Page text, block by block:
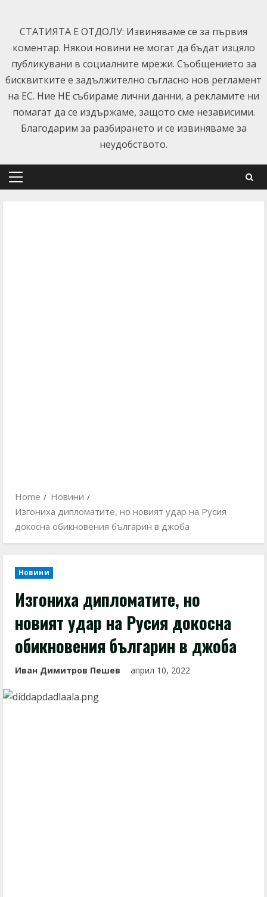
content
СТАТИЯТА Е ОТДОЛУ: Извиняваме се за първия
коментар. Някои новини не могат да бъдат изцяло
публикувани в социалните мрежи. Съобщението за
бисквитките е задължително съгласно нов регламент
на ЕС. Ние НЕ събираме лични данни, а рекламите ни
помагат да се издържаме, защото сме независими.
Благодарим за разбирането и се извиняваме за
неудобството.
Primary
Home
Новини
Изгониха дипломатите, но новият удар на Русия
докосна обикновения българин в джоба
Новини
Изгониха дипломатите, но
новият удар на Русия докосна
обикновения българин в джоба
Иван Димитров Пешев април 10, 2022